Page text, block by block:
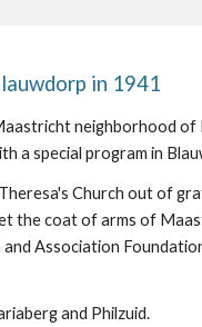
in 1941
neighborhood of
a special program in
Church out of
the coat of arms of
Association
and Philzuid.